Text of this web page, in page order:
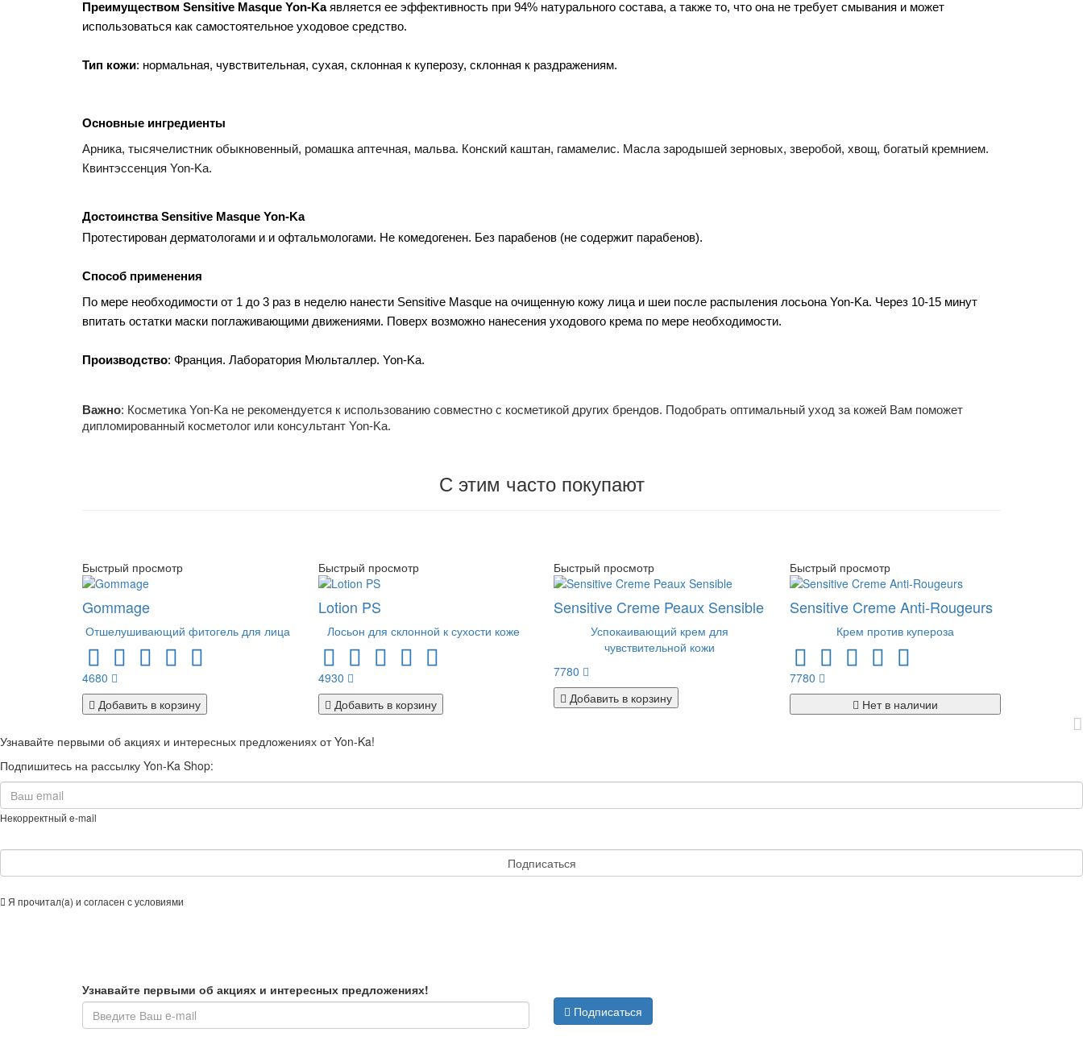
Преимуществом Sensitive Masque Yon-Ka является ее эффективность при 94% натурального состава, а также то, что она не требует смывания и может
использоваться как самостоятельное уходовое средство.
Тип кожи: нормальная, чувствительная, сухая, склонная к куперозу, склонная к раздражениям.
Основные ингредиенты
Арника, тысячелистник обыкновенный, ромашка аптечная, мальва. Конский каштан, гамамелис. Масла зародышей зерновых, зверобой, хвощ, богатый кремнием.
Квинтэссенция Yon-Ka.
Достоинства Sensitive Masque Yon-Ka
Протестирован дерматологами и и офтальмологами. Не комедогенен. Без парабенов (не содержит парабенов).
Способ применения
По мере необходимости от 1 до 3 раз в неделю нанести Sensitive Masque на очищенную кожу лица и шеи после распыления лосьона Yon-Ka. Через 10-15 минут
впитать остатки маски поглаживающими движениями. Поверх возможно нанесения уходового крема по мере необходимости.
Производство: Франция. Лаборатория Мюльталлер. Yon-Ka.
Важно: Косметика Yon-Ka не рекомендуется к использованию совместно с косметикой других брендов. Подобрать оптимальный уход за кожей Вам поможет
дипломированный косметолог или консультант Yon-Ka.
С этим часто покупают
Быстрый просмотр
Gommage
Отшелушивающий фитогель для лица
4680
Добавить в корзину
Быстрый просмотр
Lotion PS
Лосьон для склонной к сухости коже
4930
Добавить в корзину
Быстрый просмотр
Sensitive Creme Peaux Sensible
Успокаивающий крем для
чувствительной кожи
7780
Добавить в корзину
Быстрый просмотр
Sensitive Creme Anti-Rougeurs
Крем против купероза
7780
Нет в наличии
Узнавайте первыми об акциях и интересных предложениях от Yon-Ka!
Подпишитесь на рассылку Yon-Ka Shop:
Некорректный e-mail
Подписаться
Я прочитал(a) и согласен с условиями
Узнавайте первыми об акциях и интересных предложениях!
Подписаться